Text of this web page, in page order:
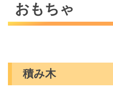
おもちゃ
積み木